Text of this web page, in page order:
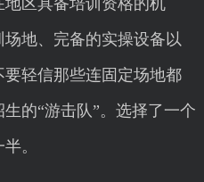
区具备培训资格的机
地、完备的实操设备以
轻信那些连固定场地都
的“游击队”。选择了一个
。